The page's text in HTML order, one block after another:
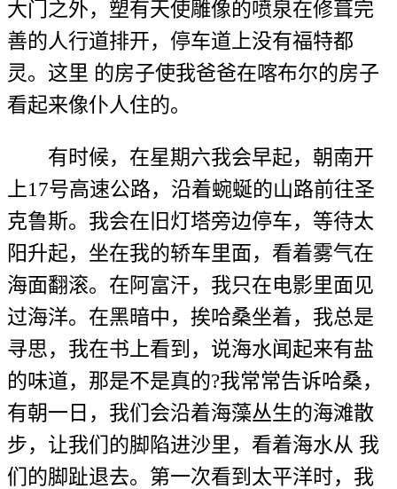
大门之外，塑有天使雕像的喷泉在修葺完
善的人行道排开，停车道上没有福特都
灵。这里 的房子使我爸爸在喀布尔的房子
看起来像仆人住的。
有时候，在星期六我会早起，朝南开
上17号高速公路，沿着蜿蜒的山路前往圣
克鲁斯。我会在旧灯塔旁边停车，等待太
阳升起，坐在我的轿车里面，看着雾气在
海面翻滚。在阿富汗，我只在电影里面见
过海洋。在黑暗中，挨哈桑坐着，我总是
寻思，我在书上看到，说海水闻起来有盐
的味道，那是不是真的?我常常告诉哈桑，
有朝一日，我们会沿着海藻丛生的海滩散
步，让我们的脚陷进沙里，看着海水从 我
们的脚趾退去。第一次看到太平洋时，我